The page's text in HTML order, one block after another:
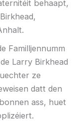
behaapt,
Familljennumm
Larry Birkhead
ze
datt den
ass, huet